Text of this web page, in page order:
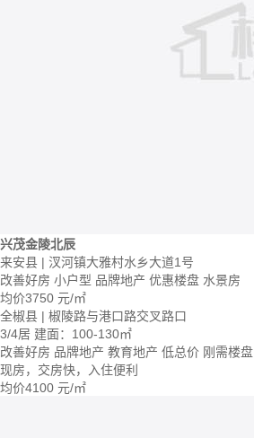
兴茂金陵北辰
来安县 | 汊河镇大雅村水乡大道1号
改善好房 小户型 品牌地产 优惠楼盘 水景房
均价3750 元/㎡
全椒县 | 椒陵路与港口路交叉路口
3/4居 建面：100-130㎡
改善好房 品牌地产 教育地产 低总价 刚需楼盘
现房，交房快，入住便利
均价4100 元/㎡